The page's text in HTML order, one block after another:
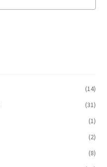
(14)
(31)
(1)
(2)
(8)